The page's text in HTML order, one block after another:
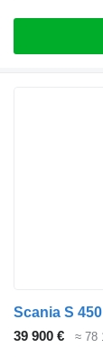
Scania S 450
39 900 €
≈ 78